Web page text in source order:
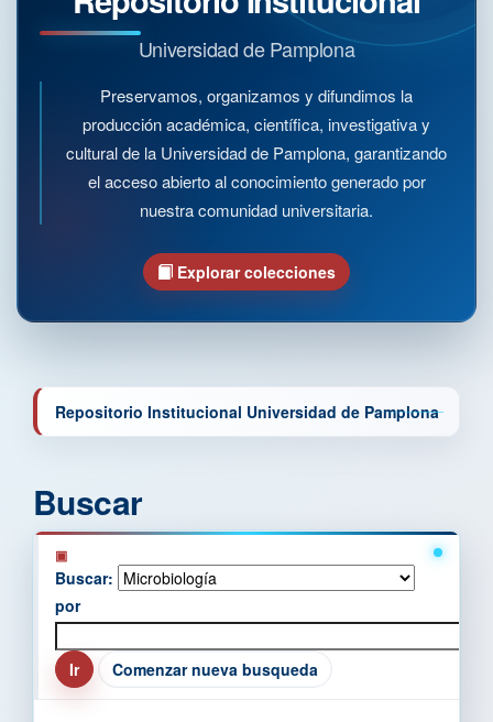
Universidad de Pamplona
Preservamos, organizamos y difundimos la
producción académica, científica, investigativa y
cultural de la Universidad de Pamplona, garantizando
el acceso abierto al conocimiento generado por
nuestra comunidad universitaria.
Explorar colecciones
Repositorio Institucional Universidad de Pamplona
Buscar
Buscar:
por
Comenzar nueva busqueda